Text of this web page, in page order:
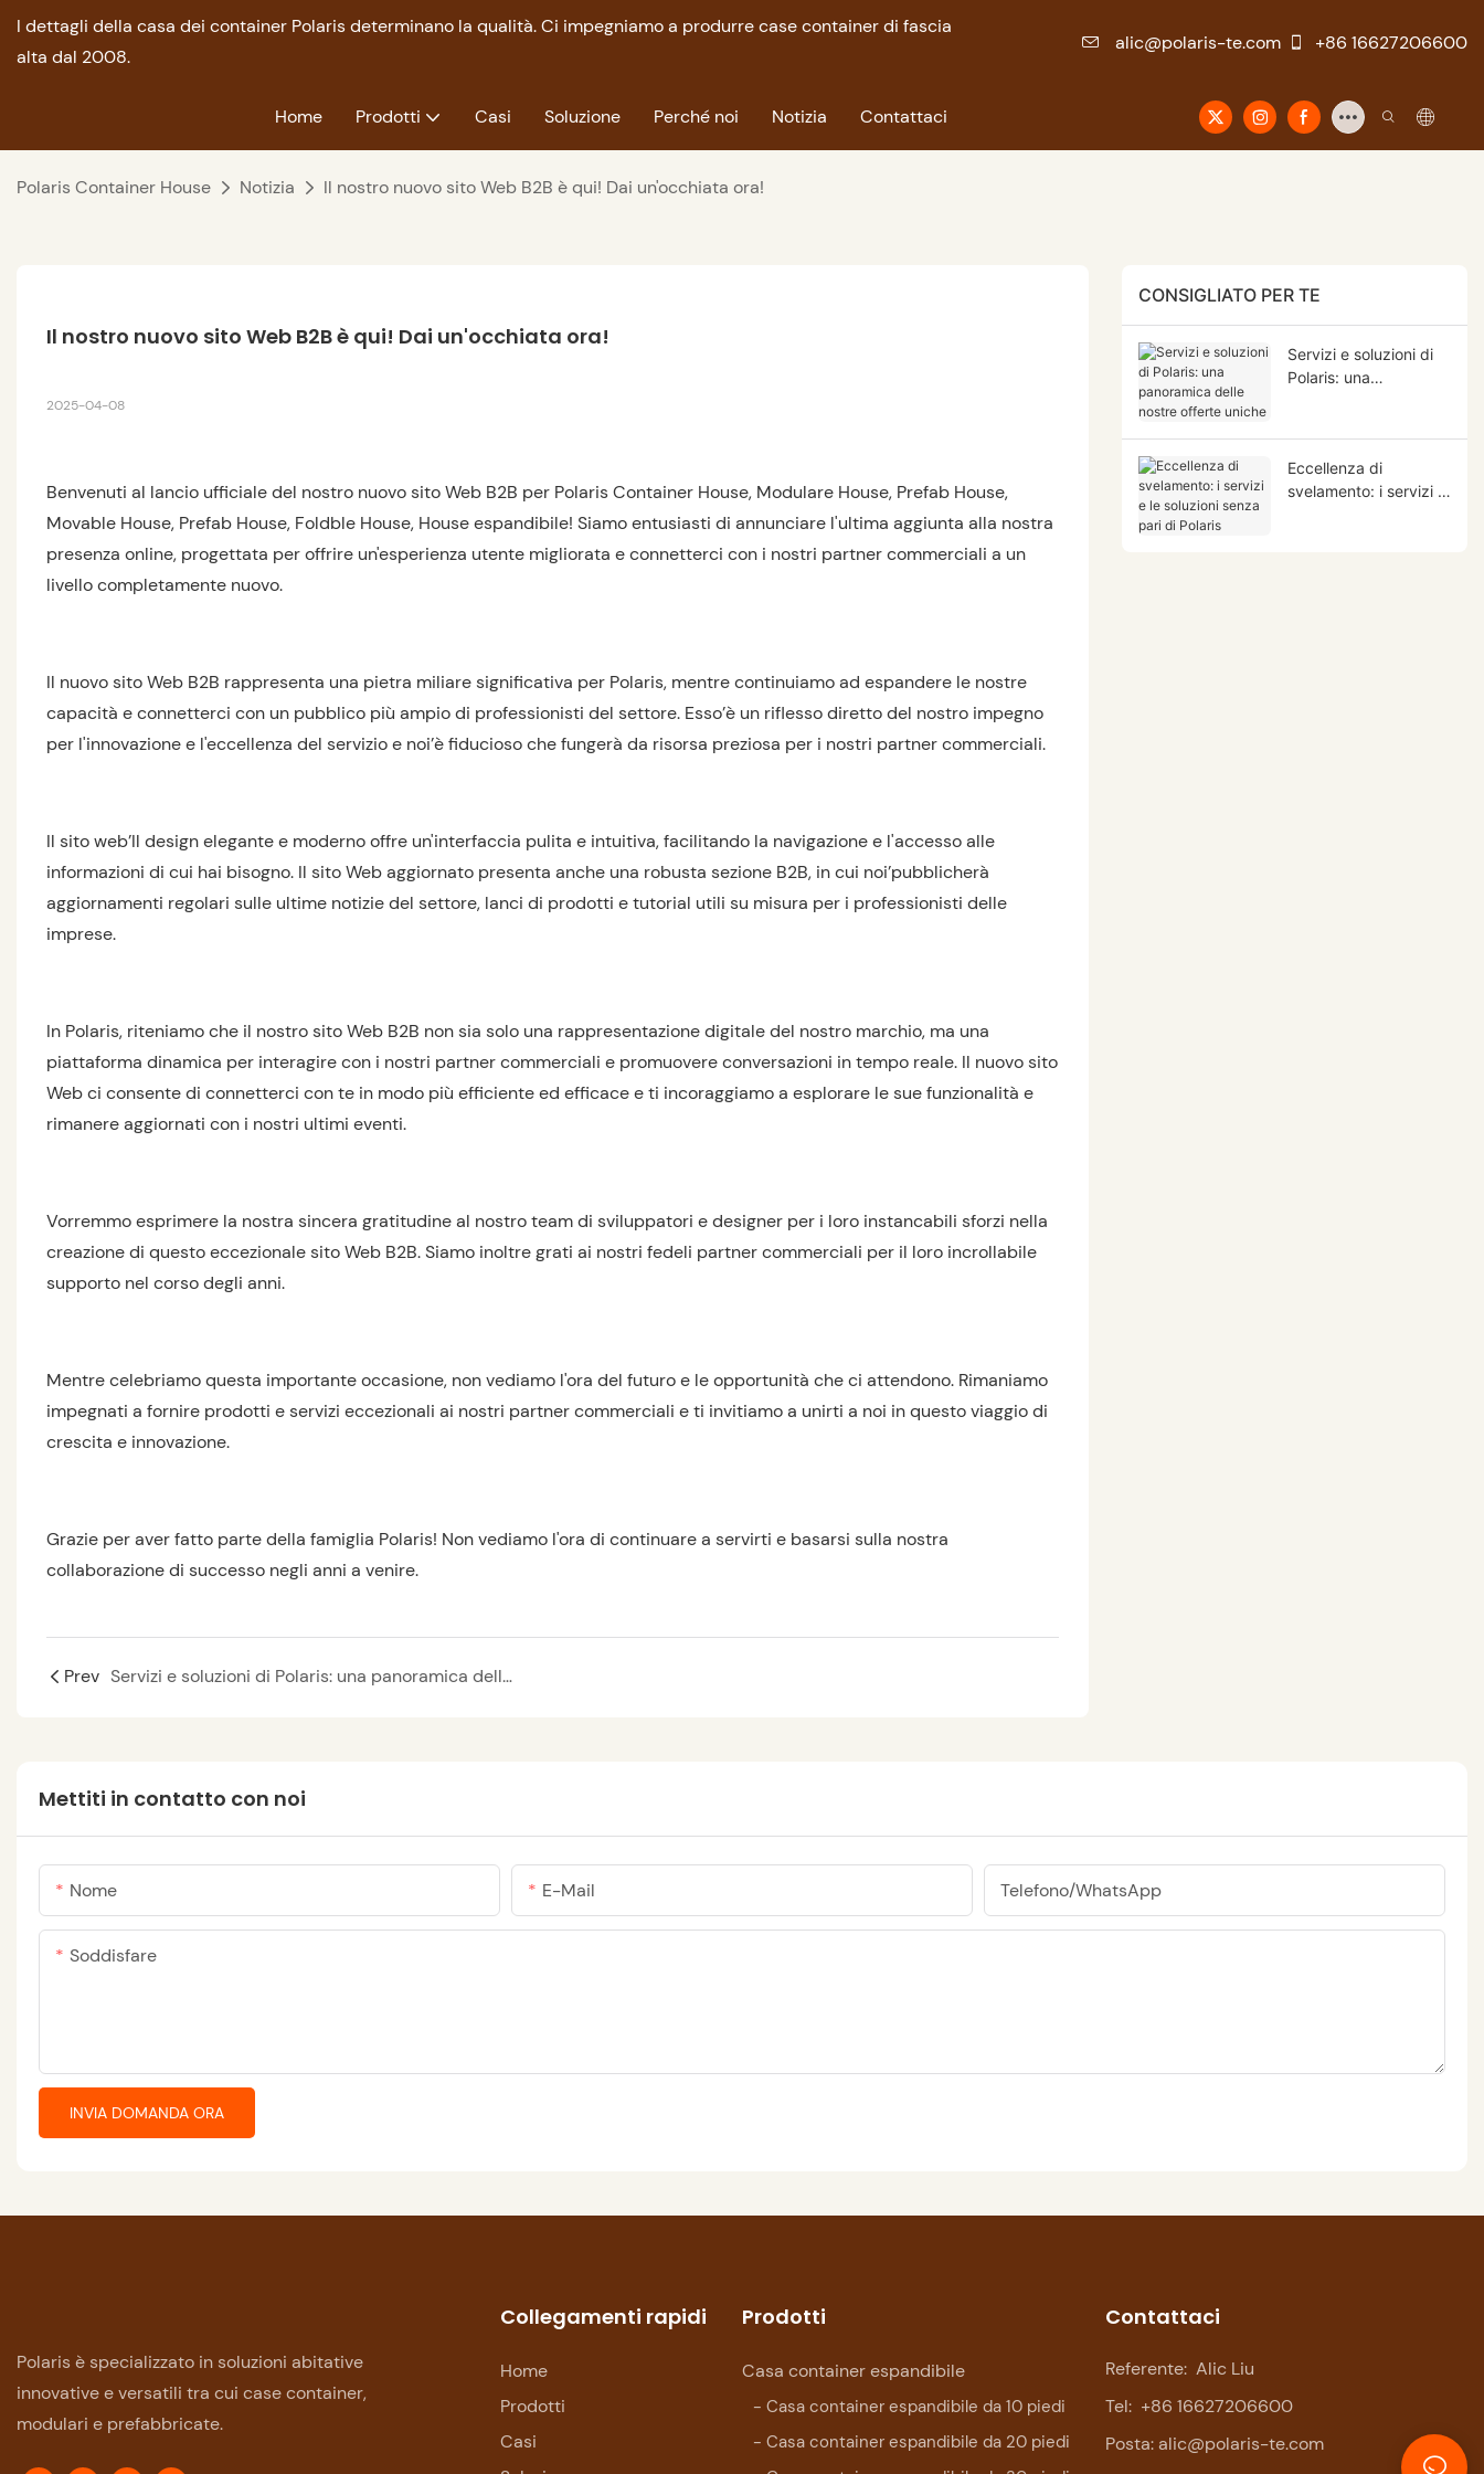
I dettagli della casa dei container Polaris determinano la qualità. Ci impegniamo a produrre case container di fascia
alta dal 2008.
alic@polaris-te.com +86 16627206600
Home Prodotti Casi Soluzione Perché noi Notizia Contattaci
Polaris Container House Notizia Il nostro nuovo sito Web B2B è qui! Dai un'occhiata ora!
Il nostro nuovo sito Web B2B è qui! Dai un'occhiata ora!
2025-04-08
Benvenuti al lancio ufficiale del nostro nuovo sito Web B2B per Polaris Container House, Modulare House, Prefab House,
Movable House, Prefab House, Foldble House, House espandibile! Siamo entusiasti di annunciare l'ultima aggiunta alla nostra
presenza online, progettata per offrire un'esperienza utente migliorata e connetterci con i nostri partner commerciali a un
livello completamente nuovo.
Il nuovo sito Web B2B rappresenta una pietra miliare significativa per Polaris, mentre continuiamo ad espandere le nostre
capacità e connetterci con un pubblico più ampio di professionisti del settore. Esso’è un riflesso diretto del nostro impegno
per l'innovazione e l'eccellenza del servizio e noi’è fiducioso che fungerà da risorsa preziosa per i nostri partner commerciali.
Il sito web’Il design elegante e moderno offre un'interfaccia pulita e intuitiva, facilitando la navigazione e l'accesso alle
informazioni di cui hai bisogno. Il sito Web aggiornato presenta anche una robusta sezione B2B, in cui noi’pubblicherà
aggiornamenti regolari sulle ultime notizie del settore, lanci di prodotti e tutorial utili su misura per i professionisti delle
imprese.
In Polaris, riteniamo che il nostro sito Web B2B non sia solo una rappresentazione digitale del nostro marchio, ma una
piattaforma dinamica per interagire con i nostri partner commerciali e promuovere conversazioni in tempo reale. Il nuovo sito
Web ci consente di connetterci con te in modo più efficiente ed efficace e ti incoraggiamo a esplorare le sue funzionalità e
rimanere aggiornati con i nostri ultimi eventi.
Vorremmo esprimere la nostra sincera gratitudine al nostro team di sviluppatori e designer per i loro instancabili sforzi nella
creazione di questo eccezionale sito Web B2B. Siamo inoltre grati ai nostri fedeli partner commerciali per il loro incrollabile
supporto nel corso degli anni.
Mentre celebriamo questa importante occasione, non vediamo l'ora del futuro e le opportunità che ci attendono. Rimaniamo
impegnati a fornire prodotti e servizi eccezionali ai nostri partner commerciali e ti invitiamo a unirti a noi in questo viaggio di
crescita e innovazione.
Grazie per aver fatto parte della famiglia Polaris! Non vediamo l'ora di continuare a servirti e basarsi sulla nostra
collaborazione di successo negli anni a venire.
Prev Servizi e soluzioni di Polaris: una panoramica delle nostre offerte uniche
CONSIGLIATO PER TE
Servizi e soluzioni di
Polaris: una
Eccellenza di
svelamento: i servizi e
Mettiti in contatto con noi
Nome E-Mail Telefono/WhatsApp
Soddisfare
INVIA DOMANDA ORA
Polaris è specializzato in soluzioni abitative
innovative e versatili tra cui case container,
modulari e prefabbricate.
Collegamenti rapidi
Home
Prodotti
Casi
Prodotti
Casa container espandibile
- Casa container espandibile da 10 piedi
- Casa container espandibile da 20 piedi
Contattaci
Referente: Alic Liu
Tel: +86 16627206600
Posta:alic@polaris-te.com